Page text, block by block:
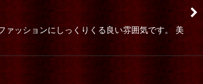
ッションにしっくりくる良い雰囲気です。 美